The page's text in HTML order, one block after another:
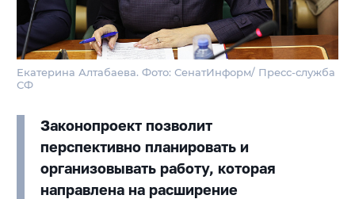
Екатерина Алтабаева. Фото: СенатИнформ/ Пресс-служба
СФ
Законопроект позволит
перспективно планировать и
организовывать работу, которая
направлена на расширение